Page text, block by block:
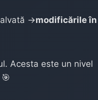
→modificările în
Acesta este un nivel